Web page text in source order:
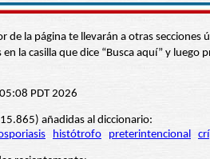
de la página te llevarán a otras
en la casilla que dice “Busca aquí” y
PDT 2026
añadidas al diccionario:
histótrofo preterintencional